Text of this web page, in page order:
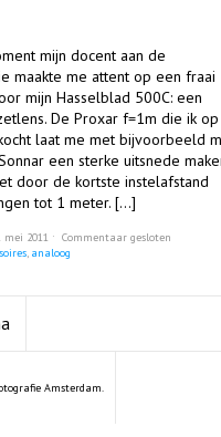
mijn docent aan de
maakte me attent op een fraai
mijn Hasselblad 500C: een
De Proxar f=1m die ik op
laat me met bijvoorbeeld
een sterke uitsnede
door de kortste instelafstand
tot 1 meter. […]
mei 2011 ˑCommentaar gesloten
, analoog
Amsterdam.